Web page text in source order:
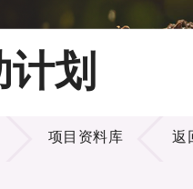
计划
项目资料库 返